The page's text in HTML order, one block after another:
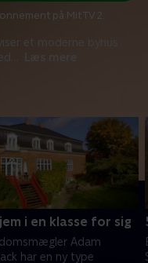
et moderne byhus
Læs mere
på Mit TV 2.
i en klasse for sig
Adam
har en ny type